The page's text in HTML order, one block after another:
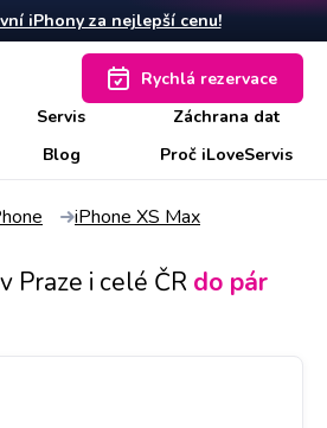
iPhony za nejlepší cenu!
Servis
Záchrana dat
Blog Proč iLoveServis
Rychlá rezervace
iPhone XS Max
Praze i celé ČR do pár